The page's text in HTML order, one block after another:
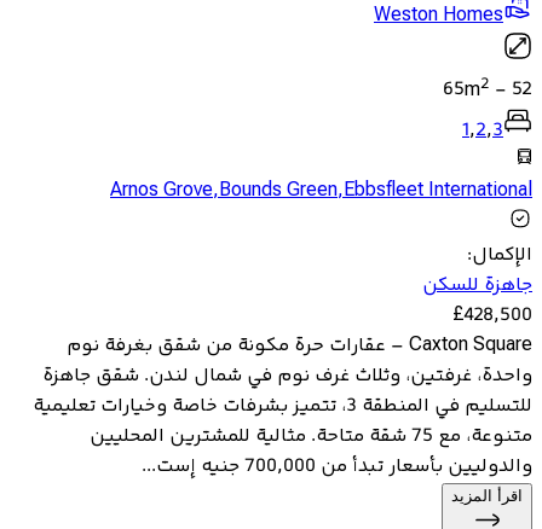
Weston Homes
52
-
65m2
1,2,3
Arnos Grove,Bounds Green,Ebbsfleet International
الإكمال:
جاهزة للسكن
£428,500
Caxton Square – عقارات حرة مكونة من شقق بغرفة نوم
واحدة، غرفتين، وثلاث غرف نوم في شمال لندن. شقق جاهزة
للتسليم في المنطقة 3، تتميز بشرفات خاصة وخيارات تعليمية
متنوعة، مع 75 شقة متاحة. مثالية للمشترين المحليين
والدوليين بأسعار تبدأ من 700,000 جنيه إست...
اقرأ المزيد